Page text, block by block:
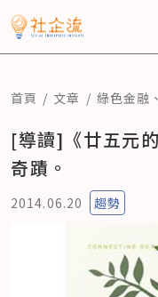
首頁 文章 綠色金融
[導讀]《廿五元
奇蹟。
2014.06.20 趨勢